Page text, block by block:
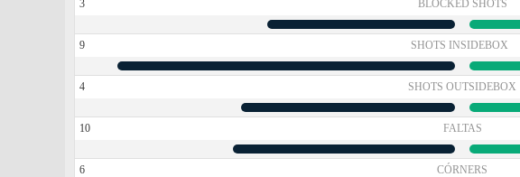
3 BLOCKED SHOTS
9 SHOTS INSIDEBOX
4 SHOTS OUTSIDEBOX
10 FALTAS
6 CÓRNERS